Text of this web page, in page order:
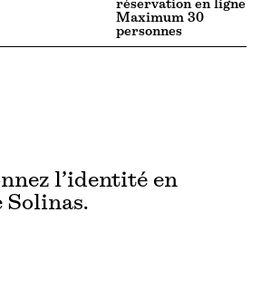
réservation en ligne
Maximum 30
personnes
l’identité en
Solinas.